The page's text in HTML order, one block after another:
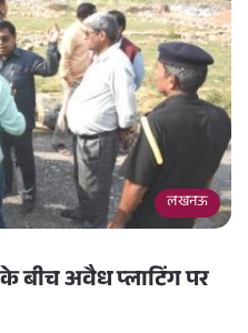
लखनऊ
बीच अवैध प्लाटिंग पर